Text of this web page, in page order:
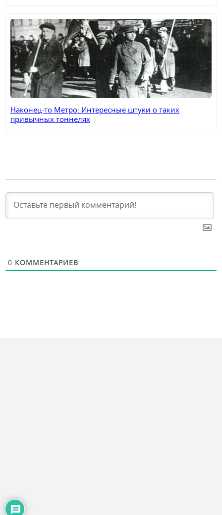
Наконец-то Метро: Интересные штуки о таких
привычных тоннелях
0 КОММЕНТАРИЕВ